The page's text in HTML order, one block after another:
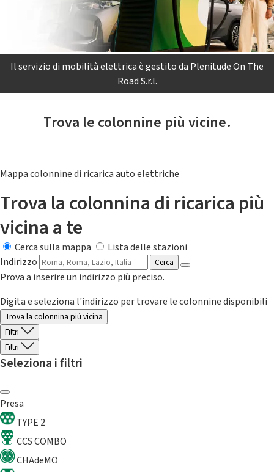
Il servizio di mobilità elettrica è gestito da Plenitude On The
Road S.r.l.
Trova le colonnine più vicine.
Mappa colonnine di ricarica auto elettriche
Trova la colonnina di ricarica più
vicina a te
Cerca sulla mappa
Lista delle stazioni
Indirizzo
Cerca
Prova a inserire un indirizzo più preciso.
Digita e seleziona l'indirizzo per trovare le colonnine disponibili
Trova la colonnina piú vicina
Filtri
Filtri
Seleziona i filtri
Presa
TYPE 2
CCS COMBO
CHAdeMO